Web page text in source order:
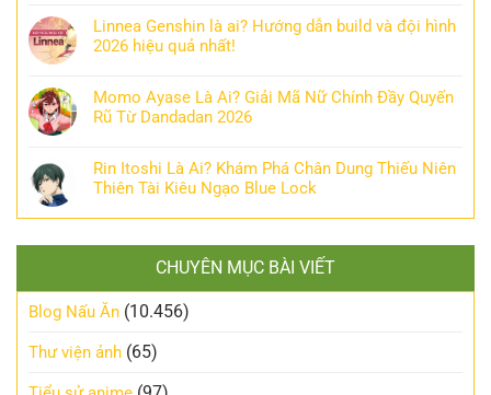
Linnea Genshin là ai? Hướng dẫn build và đội hình
2026 hiệu quả nhất!
Momo Ayase Là Ai? Giải Mã Nữ Chính Đầy Quyến
Rũ Từ Dandadan 2026
Rin Itoshi Là Ai? Khám Phá Chân Dung Thiếu Niên
Thiên Tài Kiêu Ngạo Blue Lock
CHUYÊN MỤC BÀI VIẾT
Blog Nấu Ăn (10.456)
Thư viện ảnh (65)